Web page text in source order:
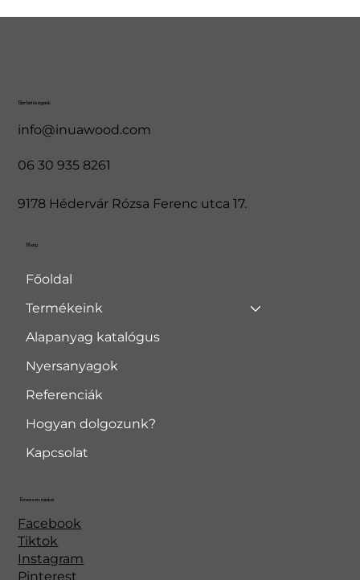
Elérhetőségeink
info@inuawood.com
06 30 935 8261
9178 Hédervár Rózsa Ferenc utca 17.
Menü
Főoldal
Termékeink
Alapanyag katalógus
Nyersanyagok
Referenciák
Hogyan dolgozunk?
Kapcsolat
Facebook
Tiktok
Instagram
Pinterest
Kövessen minket